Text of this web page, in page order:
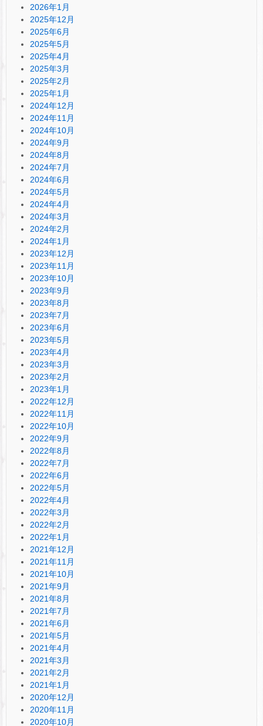
2026年1月
2025年12月
2025年6月
2025年5月
2025年4月
2025年3月
2025年2月
2025年1月
2024年12月
2024年11月
2024年10月
2024年9月
2024年8月
2024年7月
2024年6月
2024年5月
2024年4月
2024年3月
2024年2月
2024年1月
2023年12月
2023年11月
2023年10月
2023年9月
2023年8月
2023年7月
2023年6月
2023年5月
2023年4月
2023年3月
2023年2月
2023年1月
2022年12月
2022年11月
2022年10月
2022年9月
2022年8月
2022年7月
2022年6月
2022年5月
2022年4月
2022年3月
2022年2月
2022年1月
2021年12月
2021年11月
2021年10月
2021年9月
2021年8月
2021年7月
2021年6月
2021年5月
2021年4月
2021年3月
2021年2月
2021年1月
2020年12月
2020年11月
2020年10月